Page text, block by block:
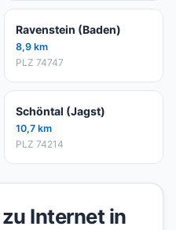
Ravenstein (Baden)
8,9 km
PLZ 74747
Schöntal (Jagst)
10,7 km
PLZ 74214
Internet in